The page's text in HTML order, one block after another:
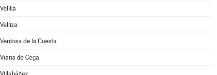
Velilla
Velliza
Ventosa de la Cuesta
Viana de Cega